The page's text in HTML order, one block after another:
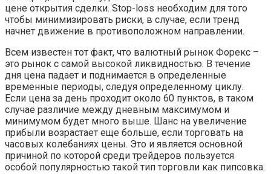
цене открытия сделки. Stop-loss необходим для того
чтобы минимизировать риски, в случае, если тренд
начнет движение в противоположном направлении.
Всем известен тот факт, что валютный рынок Форекс –
это рынок с самой высокой ликвидностью. В течение
дня цена падает и поднимается в определенные
временные периоды, следуя определенному циклу.
Если цена за день проходит около 60 пунктов, в таком
случае различие между дневным максимумом и
минимумом будет много выше. Шанс на увеличение
прибыли возрастает еще больше, если торговать на
часовых колебаниях цены. Это и является основной
причиной по которой среди трейдеров пользуется
особой популярностью такой тип торговли как пипсовка.